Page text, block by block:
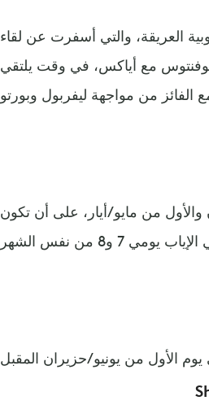
العريقة، والتي أسفرت عن لقاء
مع أياكس، في وقت يلتقي
النهائي يومي 30 أبريل/نيسان والأول من مايو/أيار، على أن تكون
يوم الأول من يونيو/حزيران المقبل